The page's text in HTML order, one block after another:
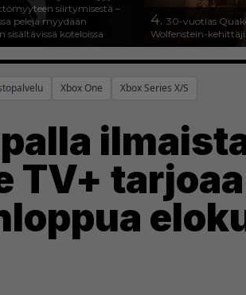
siirtymisestä –
pelejä myydään
sisältävissä koteloissa
4. 30-vuotias
Wolfenstein-
Xbox One Xbox Series X/S
TV+